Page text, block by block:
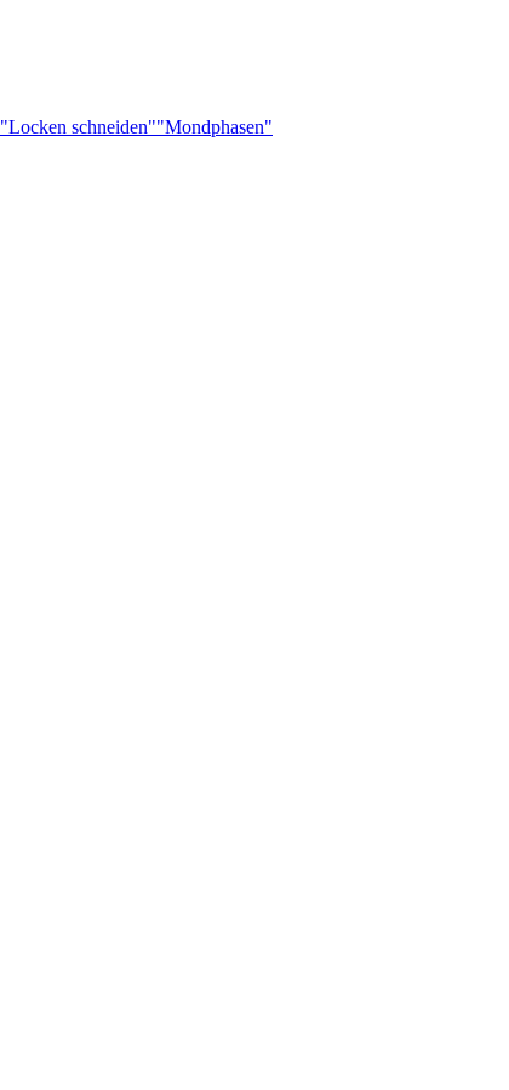
"Locken schneiden""Mondphasen"